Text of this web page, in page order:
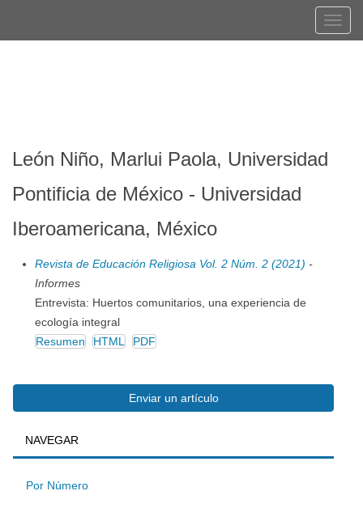
León Niño, Marlui Paola, Universidad
Pontificia de México - Universidad
Iberoamericana, México
Revista de Educación Religiosa Vol. 2 Núm. 2 (2021) -
Informes
Entrevista: Huertos comunitarios, una experiencia de
ecología integral
Resumen
HTML PDF
Enviar
un
artículo
Enviar un artículo
BUSQUEDA
NAVEGAR
Por Número